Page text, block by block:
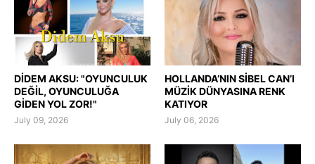
DİDEM AKSU: "OYUNCULUK
DEĞİL, OYUNCULUĞA
GİDEN YOL ZOR!"
July 09, 2026
HOLLANDA’NIN SİBEL CAN’I
MÜZİK DÜNYASINA RENK
KATIYOR
July 06, 2026